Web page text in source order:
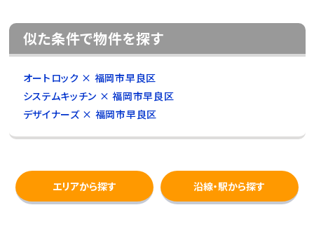
似た条件で物件を探す
オートロック × 福岡市早良区
システムキッチン × 福岡市早良区
デザイナーズ × 福岡市早良区
エリアから探す 沿線・駅から探す